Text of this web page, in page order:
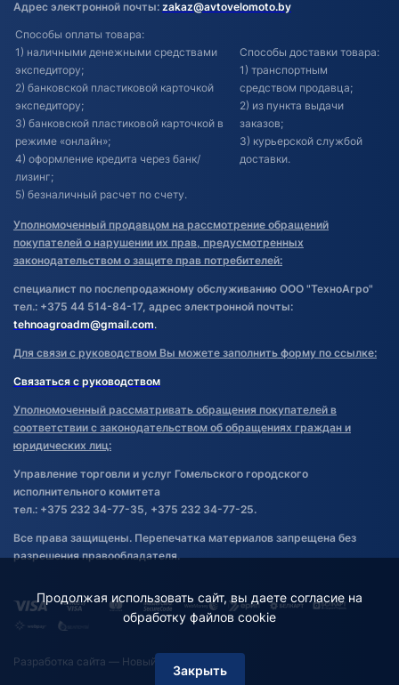
Адрес электронной почты: zakaz@avtovelomoto.by
Способы оплаты товара:
1) наличными денежными средствами
экспедитору;
2) банковской пластиковой карточкой
экспедитору;
3) банковской пластиковой карточкой в
режиме «онлайн»;
4) оформление кредита через банк/
лизинг;
5) безналичный расчет по счету.
Способы доставки товара:
1) транспортным
средством продавца;
2) из пункта выдачи
заказов;
3) курьерской службой
доставки.
Уполномоченный продавцом на рассмотрение обращений
покупателей о нарушении их прав, предусмотренных
законодательством о защите прав потребителей:
специалист по послепродажному обслуживанию ООО "ТехноАгро"
тел.: +375 44 514-84-17, адрес электронной почты:
tehnoagroadm@gmail.com.
Для связи с руководством Вы можете заполнить форму по ссылке:
Связаться с руководством
Уполномоченный рассматривать обращения покупателей в
соответствии с законодательством об обращениях граждан и
юридических лиц:
Управление торговли и услуг Гомельского городского
исполнительного комитета
тел.: +375 232 34-77-35, +375 232 34-77-25.
Все права защищены. Перепечатка материалов запрещена без
разрешения правообладателя.
Разработка сайта — Новый Сайт
Продолжая использовать сайт, вы даете согласие на
обработку файлов cookie
Закрыть